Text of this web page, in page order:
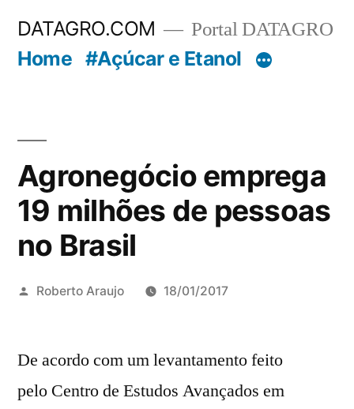
DATAGRO.COM Portal DATAGRO
Home #Açúcar e Etanol
Agronegócio emprega
19 milhões de pessoas
no Brasil
Publicado
Roberto Araujo 18/01/2017
De acordo com um levantamento feito
pelo Centro de Estudos Avançados em